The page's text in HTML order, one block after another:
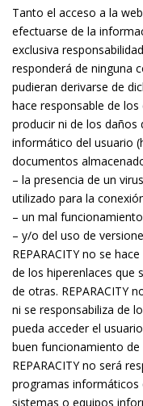
Tanto el acceso a la
efectuarse de la
exclusiva
responderá de ninguna
pudieran derivarse de
hace responsable de
producir ni de los daños
informático del usuario
documentos
– la presencia de un
utilizado para la
– un mal
– y/o del uso de
REPARACITY no se
de los hiperenlaces que
de otras. REPARACITY
ni se responsabiliza de
pueda acceder el
buen funcionamiento de
REPARACITY no será
programas informáticos
sistemas o equipos